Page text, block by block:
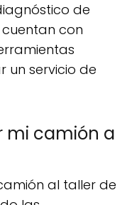
de
con
un servicio de
mi camión a
al taller de